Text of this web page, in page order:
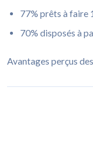
77% prêts à faire
70% disposés à
Avantages perçus